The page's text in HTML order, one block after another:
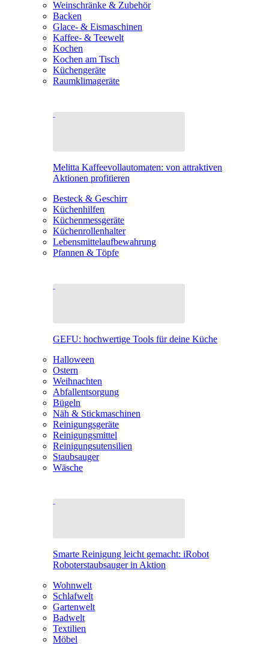
Weinschränke & Zubehör
Backen
Glace- & Eismaschinen
Kaffee- & Teewelt
Kochen
Kochen am Tisch
Küchengeräte
Raumklimageräte
Melitta Kaffeevollautomaten: von attraktiven
Aktionen profitieren
Besteck & Geschirr
Küchenhilfen
Küchenmessgeräte
Küchenrollenhalter
Lebensmittelaufbewahrung
Pfannen & Töpfe
GEFU: hochwertige Tools für deine Küche
Halloween
Ostern
Weihnachten
Abfallentsorgung
Bügeln
Näh & Stickmaschinen
Reinigungsgeräte
Reinigungsmittel
Reinigungsutensilien
Staubsauger
Wäsche
Smarte Reinigung leicht gemacht: iRobot
Roboterstaubsauger in Aktion
Wohnwelt
Schlafwelt
Gartenwelt
Badwelt
Textilien
Möbel